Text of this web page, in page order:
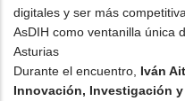
digitales y ser más
AsDIH como ventanilla única
Asturias
Durante el encuentro, Iván
Innovación, Investigación